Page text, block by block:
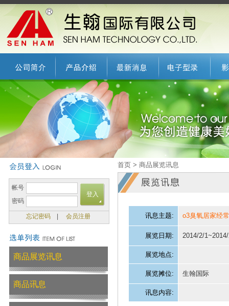
帐号
密码
忘记密码 会员注册
商品展览讯息
商品讯息
首页 > 商品展览讯息
讯息主题: o3臭氧居家经
展览日期: 2014/2/
展览地点:
展览摊位: 生翰国际
讯息内容: